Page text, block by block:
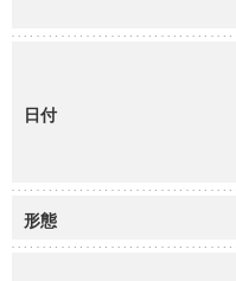
日付
形態